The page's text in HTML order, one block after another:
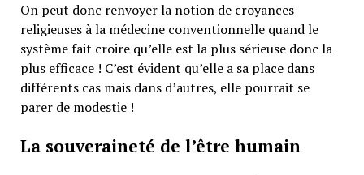
On peut donc renvoyer la notion de croyances
religieuses à la médecine conventionnelle quand le
système fait croire qu’elle est la plus sérieuse donc la
plus efficace ! C’est évident qu’elle a sa place dans
différents cas mais dans d’autres, elle pourrait se
parer de modestie !
La souveraineté de l’être humain